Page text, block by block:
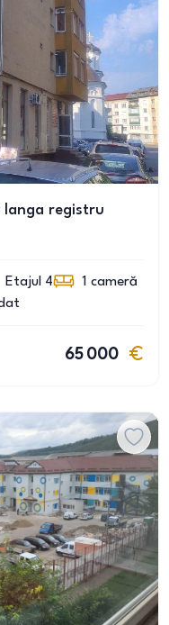
langa registru
Etajul 4 1 cameră
65 000